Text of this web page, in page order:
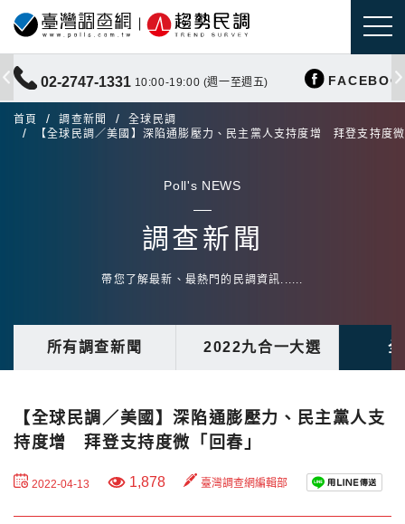
02-2747-1331 10:00-19:00 (週一至週五)
首頁 調查新聞
全球民調
【全球民調／美國】深陷通膨壓力、民主黨人支持度增 拜登支持度
Poll's NEWS
調查新聞
帶您了解最新、最熱門的民調資訊......
所有調查新聞 2022九合一大選
【全球民調／美國】深陷通膨壓力、民主黨人支
持度增 拜登支持度微「回春」
2022-04-13 1,878 臺灣調查網編輯部